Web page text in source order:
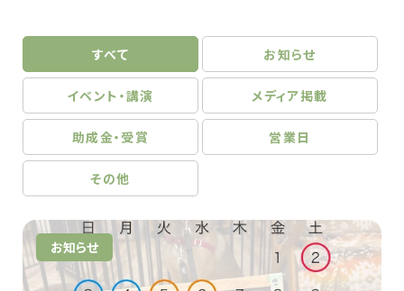
すべて お知らせ
イベント・講演 メディア掲載
助成金・受賞 営業日
その他
お知らせ